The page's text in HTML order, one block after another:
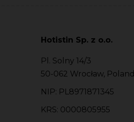
Hotistin Sp. z o.o.
Pl. Solny 14/3
50-062 Wrocław, Poland
NIP: PL8971871345
KRS: 0000805955